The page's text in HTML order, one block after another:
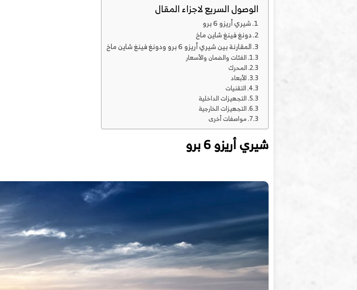
الوصول السريع لاجزاء المقال
شيري أريزو 6 برو
دونغ فينغ شاين ماخ
المقارنة بين شيري أريزو 6 برو ودونغ فينغ شاين ماخ
الفئات والضمان والأسعار
المحرك
الأبعاد
التقنيات
التجهيزات الداخلية
التجهيزات الخارجية
مواصفات أخرى
شيري أريزو 6 برو